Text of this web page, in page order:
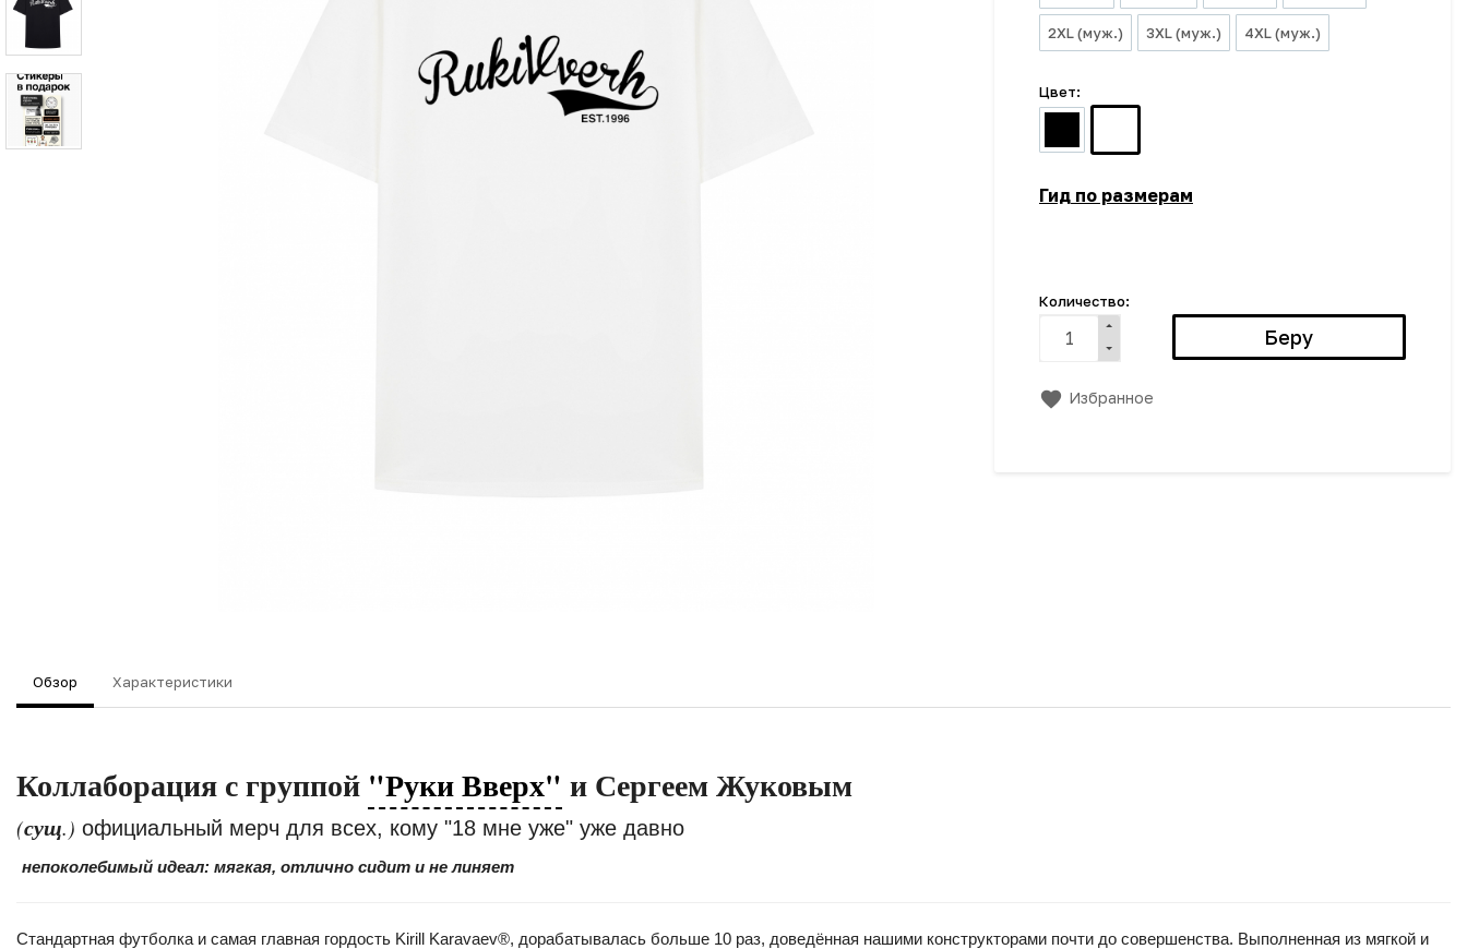
2XL (муж.) 3XL (муж.) 4XL (муж.)
Цвет:
Гид по размерам
Количество:
Избранное
Обзор Характеристики
Коллаборация с группой "Руки Вверх" и Сергеем Жуковым
(сущ.) официальный мерч для всех, кому "18 мне уже" уже давно
непоколебимый идеал: мягкая, отлично сидит и не линяет
Стандартная футболка и самая главная гордость Kirill Karavaev®, дорабатывалась больше 10 раз, доведённая нашими конструкторами почти до совершенства. Выполненная из мягкой и